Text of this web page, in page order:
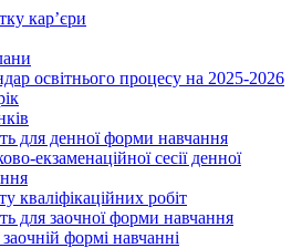
кар’єри
освітнього процесу на 2025-2026
для денної форми навчання
екзаменаційної сесії денної
кваліфікаційних робіт
для заочної форми навчання
формі навчанні